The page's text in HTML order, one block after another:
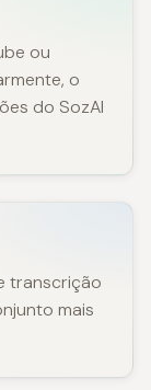
ou
o
do SozAI
transcrição
mais